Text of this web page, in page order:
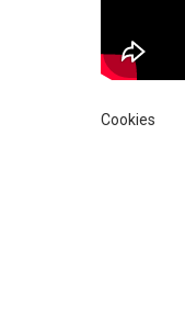
Cookies